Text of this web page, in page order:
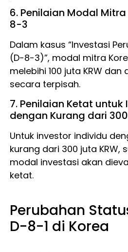
6. Penilaian Modal
8-3
Dalam kasus “Investasi
(D-8-3)”, modal mitra
melebihi 100 juta KRW dan
secara terpisah.
7. Penilaian Ketat untuk
dengan Kurang dari
Untuk investor individu
kurang dari 300 juta KRW,
modal investasi akan
ketat.
Perubahan
D-8-1 di Korea